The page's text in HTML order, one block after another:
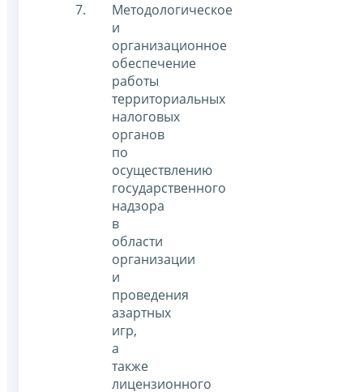
Методологическое
и
организационное
обеспечение
работы
территориальных
налоговых
органов
по
осуществлению
государственного
надзора
в
области
организации
и
проведения
азартных
игр,
а
также
лицензионного